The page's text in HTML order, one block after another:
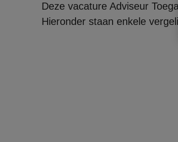
Deze vacature Adviseur
Hieronder staan enkele